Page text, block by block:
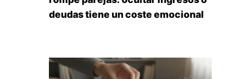
deudas tiene un coste emocional